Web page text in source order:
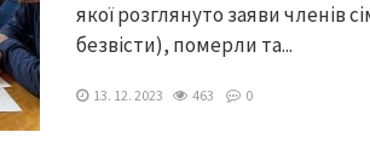
якої розглянуто заяви членів
безвісти), померли та...
13. 12. 2023 463 0